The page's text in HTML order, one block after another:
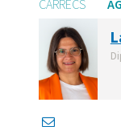
CÀRRECS